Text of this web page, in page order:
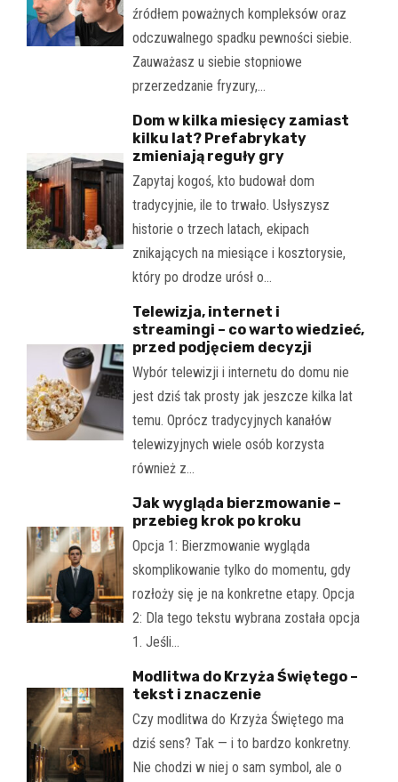
źródłem poważnych kompleksów oraz
odczuwalnego spadku pewności siebie.
Zauważasz u siebie stopniowe
przerzedzanie fryzury,…
Dom w kilka miesięcy zamiast
kilku lat? Prefabrykaty
zmieniają reguły gry
Zapytaj kogoś, kto budował dom
tradycyjnie, ile to trwało. Usłyszysz
historie o trzech latach, ekipach
znikających na miesiące i kosztorysie,
który po drodze urósł o…
Telewizja, internet i
streamingi – co warto wiedzieć,
przed podjęciem decyzji
Wybór telewizji i internetu do domu nie
jest dziś tak prosty jak jeszcze kilka lat
temu. Oprócz tradycyjnych kanałów
telewizyjnych wiele osób korzysta
również z…
Jak wygląda bierzmowanie –
przebieg krok po kroku
Opcja 1: Bierzmowanie wygląda
skomplikowanie tylko do momentu, gdy
rozłoży się je na konkretne etapy. Opcja
2: Dla tego tekstu wybrana została opcja
1. Jeśli…
Modlitwa do Krzyża Świętego –
tekst i znaczenie
Czy modlitwa do Krzyża Świętego ma
dziś sens? Tak — i to bardzo konkretny.
Nie chodzi w niej o sam symbol, ale o